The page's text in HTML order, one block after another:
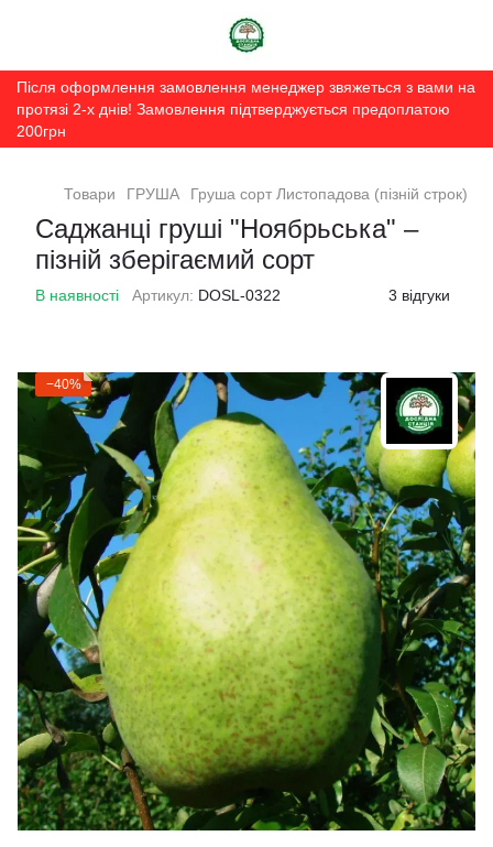
Після оформлення замовлення менеджер звяжеться з вами на
протязі 2-х днів! Замовлення підтверджується предоплатою
200грн
Товари ГРУША Груша сорт Листопадова (пізній строк)
Саджанці груші "Ноябрьська" –
пізній зберігаємий сорт
В наявності Артикул: DOSL-0322 3 відгуки
−40%